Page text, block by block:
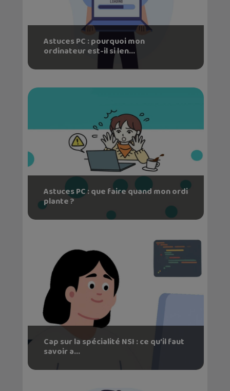
Astuces PC : pourquoi mon
ordinateur est-il si len...
Astuces PC : que faire quand mon ordi
plante ?
Cap sur la spécialité NSI : ce qu’il faut
savoir a...